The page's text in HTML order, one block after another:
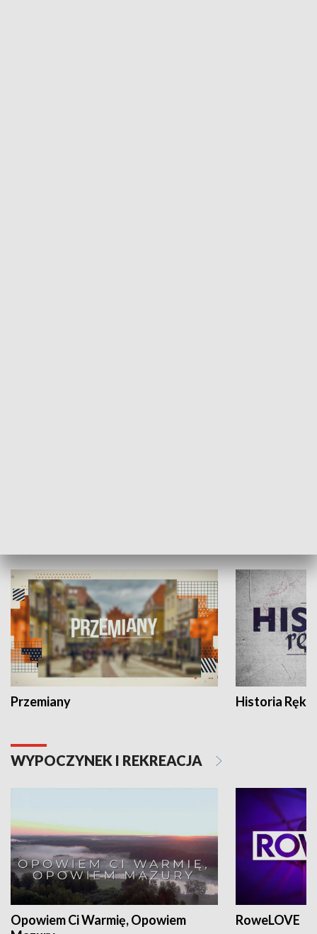
Przemiany Historia Ręką
WYPOCZYNEK I REKREACJA
Opowiem Ci Warmię, Opowiem
RoweLOVE